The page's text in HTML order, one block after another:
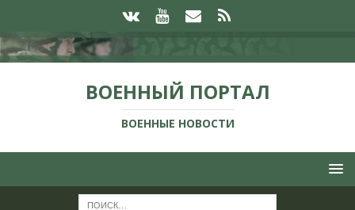
ВОЕННЫЙ ПОРТАЛ
ВОЕННЫЕ НОВОСТИ